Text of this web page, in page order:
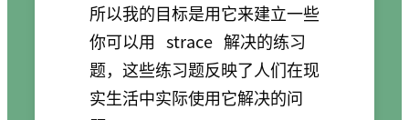
所以我的目标是用它来建立一些
你可以用 strace 解决的练习
题，这些练习题反映了人们在现
实生活中实际使用它解决的问